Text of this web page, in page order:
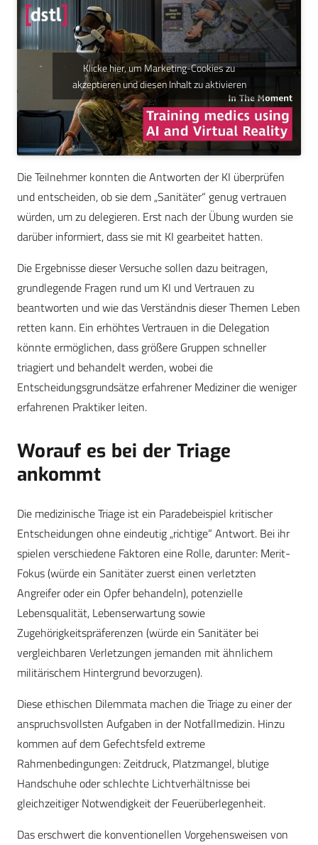
Klicke hier, um Marketing-Cookies zu
akzeptieren und diesen Inhalt zu aktivieren
Die Teilnehmer konnten die Antworten der KI überprüfen
und entscheiden, ob sie dem „Sanitäter“ genug vertrauen
würden, um zu delegieren. Erst nach der Übung wurden sie
darüber informiert, dass sie mit KI gearbeitet hatten.
Die Ergebnisse dieser Versuche sollen dazu beitragen,
grundlegende Fragen rund um KI und Vertrauen zu
beantworten und wie das Verständnis dieser Themen Leben
retten kann. Ein erhöhtes Vertrauen in die Delegation
könnte ermöglichen, dass größere Gruppen schneller
triagiert und behandelt werden, wobei die
Entscheidungsgrundsätze erfahrener Mediziner die weniger
erfahrenen Praktiker leiten.
Worauf es bei der Triage
ankommt
Die medizinische Triage ist ein Paradebeispiel kritischer
Entscheidungen ohne eindeutig „richtige“ Antwort. Bei ihr
spielen verschiedene Faktoren eine Rolle, darunter: Merit-
Fokus (würde ein Sanitäter zuerst einen verletzten
Angreifer oder ein Opfer behandeln), potenzielle
Lebensqualität, Lebenserwartung sowie
Zugehörigkeitspräferenzen (würde ein Sanitäter bei
vergleichbaren Verletzungen jemanden mit ähnlichem
militärischem Hintergrund bevorzugen).
Diese ethischen Dilemmata machen die Triage zu einer der
anspruchsvollsten Aufgaben in der Notfallmedizin. Hinzu
kommen auf dem Gefechtsfeld extreme
Rahmenbedingungen: Zeitdruck, Platzmangel, blutige
Handschuhe oder schlechte Lichtverhältnisse bei
gleichzeitiger Notwendigkeit der Feuerüberlegenheit.
Das erschwert die konventionellen Vorgehensweisen von